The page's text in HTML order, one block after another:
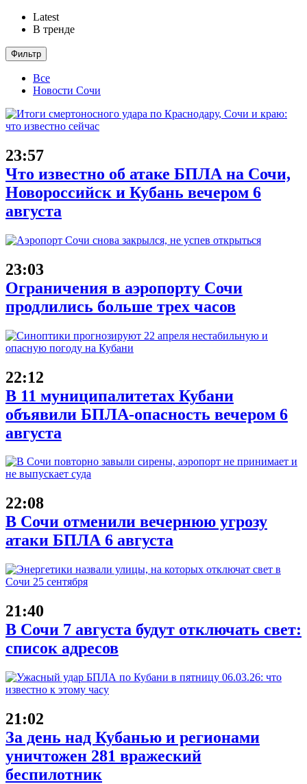
Latest
В тренде
Фильтр
Все
Новости Сочи
23:57
Что известно об атаке БПЛА на Сочи,
Новороссийск и Кубань вечером 6
августа
23:03
Ограничения в аэропорту Сочи
продлились больше трех часов
22:12
В 11 муниципалитетах Кубани
объявили БПЛА-опасность вечером 6
августа
22:08
В Сочи отменили вечернюю угрозу
атаки БПЛА 6 августа
21:40
В Сочи 7 августа будут отключать свет:
список адресов
21:02
За день над Кубанью и регионами
уничтожен 281 вражеский
беспилотник